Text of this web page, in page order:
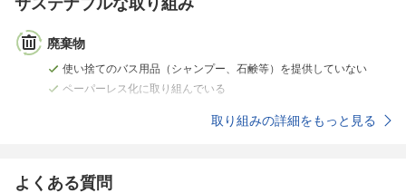
サステナブルな取り組み
廃棄物
使い捨てのバス用品（シャンプー、石鹸等）を提供していない
ペーパーレス化に取り組んでいる
取り組みの詳細をもっと見る
よくある質問